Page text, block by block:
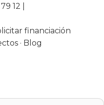
12
financiación
· Blog